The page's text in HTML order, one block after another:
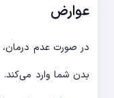
عوارض
در صورت عدم
بدن شما وارد می‌کند.